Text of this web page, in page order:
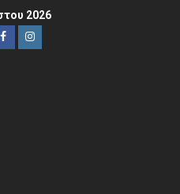
2026